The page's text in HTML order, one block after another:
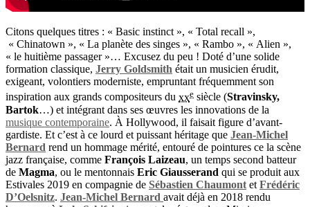
Citons quelques titres : « Basic instinct », « Total recall »,
« Chinatown », « La planète des singes », « Rambo », « Alien »,
« le huitième passager »… Excusez du peu ! Doté d’une solide
formation classique, Jerry Goldsmith était un musicien érudit,
exigeant, volontiers moderniste, empruntant fréquemment son
inspiration aux grands compositeurs du xxe siècle (Stravinsky,
Bartok…) et intégrant dans ses œuvres les innovations de la
musique contemporaine. À Hollywood, il faisait figure d’avant-
gardiste. Et c’est à ce lourd et puissant héritage que Jean-Michel
Bernard rend un hommage mérité, entouré de pointures ce la scène
jazz française, comme François Laizeau, un temps second batteur
de Magma, ou le mentonnais Eric Giausserand qui se produit aux
Estivales 2019 en compagnie de Sébastien Chaumont et Frédéric
D’Oelsnitz. Jean-Michel Bernard avait déjà en 2018 rendu